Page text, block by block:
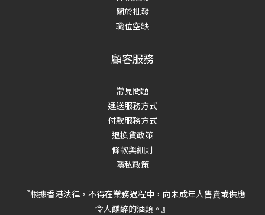
關於批發
職位空缺
顧客服務
常見問題
運送服務方式
付款服務方式
退換貨政策
條款與細則
隱私政策
『根據香港法律，不得在業務過程中，向未成年人售賣或供應
令人醺醉的酒類。』